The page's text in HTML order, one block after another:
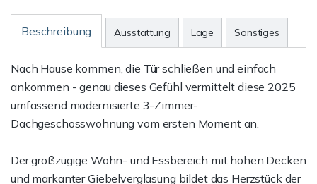
Beschreibung Ausstattung Lage Sonstiges
Nach Hause kommen, die Tür schließen und einfach
ankommen - genau dieses Gefühl vermittelt diese 2025
umfassend modernisierte 3-Zimmer-
Dachgeschosswohnung vom ersten Moment an.
Der großzügige Wohn- und Essbereich mit hohen Decken
und markanter Giebelverglasung bildet das Herzstück der